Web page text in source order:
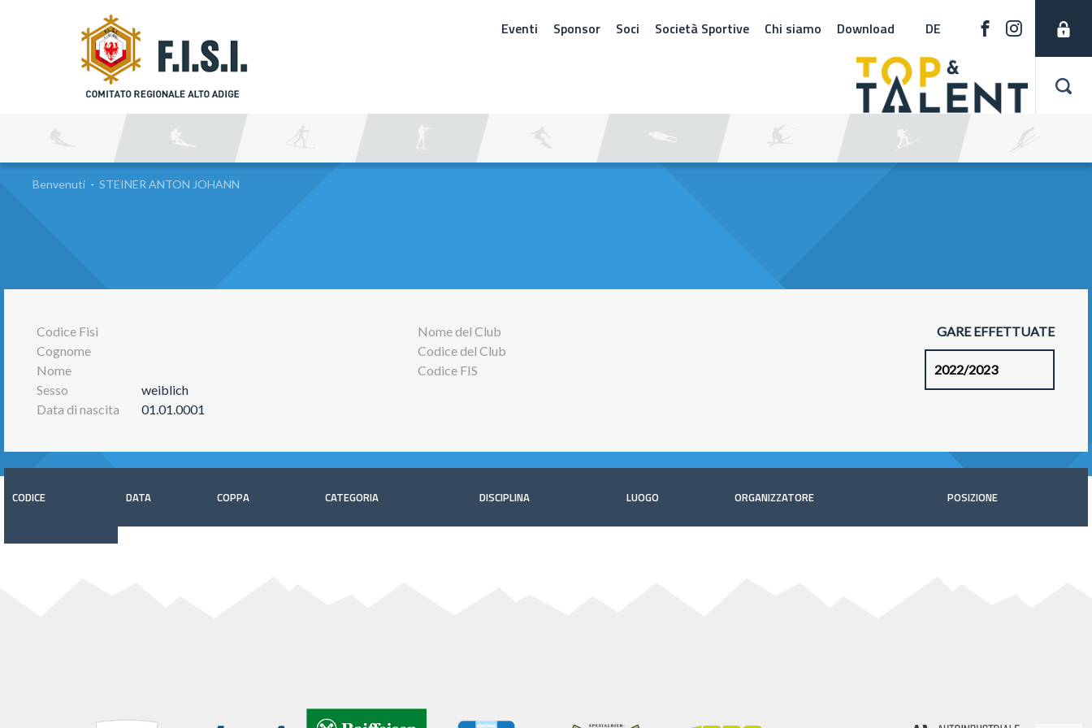
Eventi Sponsor Soci Società Sportive Chi siamo Download DE
Benvenuti - STEINER ANTON JOHANN
Codice Fisi
Cognome
Nome
Sesso
weiblich
Data di nascita
01.01.0001
Nome del Club
Codice del Club
Codice FIS
GARE EFFETTUATE
CODICE DATA COPPA CATEGORIA DISCIPLINA LUOGO ORGANIZZATORE POSIZIONE